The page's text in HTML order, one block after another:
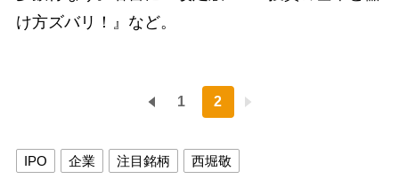
け方ズバリ！』など。
1 2
IPO 企業 注目銘柄 西堀敬